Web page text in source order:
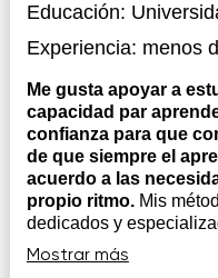
Educación:
Experiencia: menos
Me gusta apoyar a
capacidad par
confianza para que
de que siempre el
acuerdo a las
propio ritmo. Mis
dedicados y
ellos comprendan al
principalmente
Mostrar más